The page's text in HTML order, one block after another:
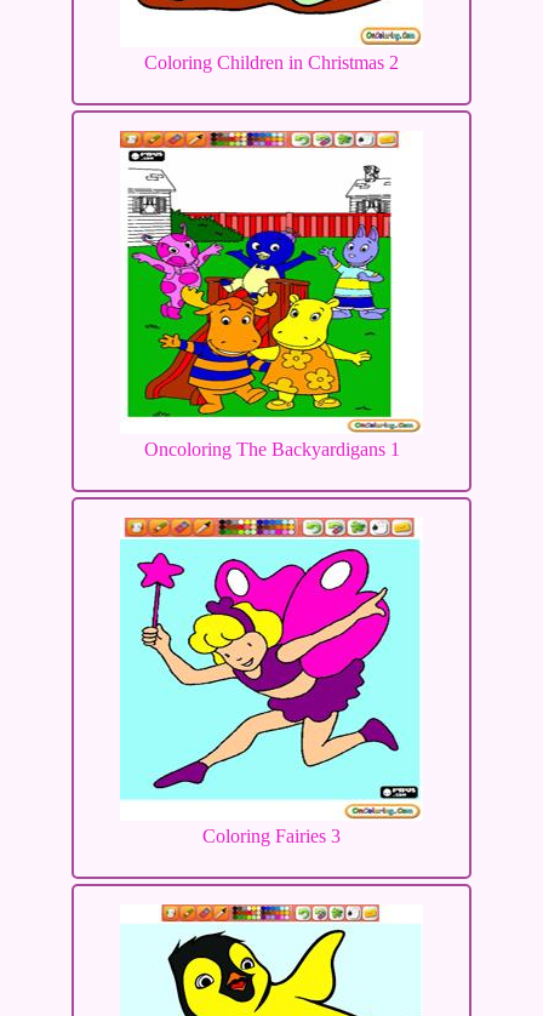
Coloring Children in Christmas 2
Oncoloring The Backyardigans 1
Coloring Fairies 3